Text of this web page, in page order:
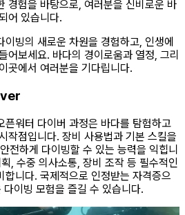
경험을 바탕으로, 여러분을 신비로운 바
어 있습니다.
빙의 새로운 차원을 경험하고, 인생에
어보세요. 바다의 경이로움과 열정, 그리
곳에서 여러분을 기다립니다.
픈워터 다이버 과정은 바다를 탐험하고
작점입니다. 장비 사용법과 기본 스킬을
전하게 다이빙할 수 있는 능력을 익힙니
, 수중 의사소통, 장비 조작 등 필수적인
합니다. 국제적으로 인정받는 자격증으
이빙 모험을 즐길 수 있습니다.